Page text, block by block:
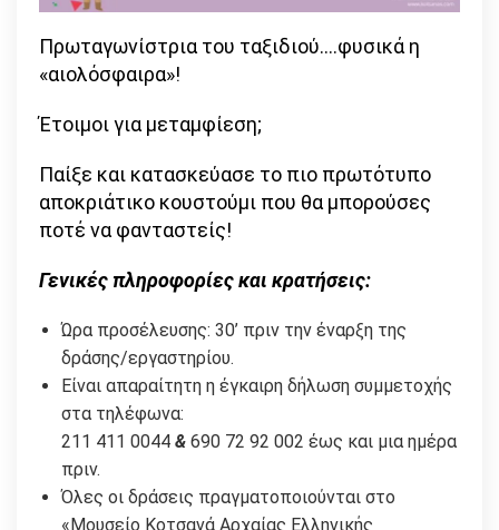
Πρωταγωνίστρια του ταξιδιού….φυσικά η
«αιολόσφαιρα»!
Έτοιμοι για μεταμφίεση;
Παίξε και κατασκεύασε το πιο πρωτότυπο
αποκριάτικο κουστούμι που θα μπορούσες
ποτέ να φανταστείς!
Γενικές πληροφορίες και κρατήσεις:
Ώρα προσέλευσης: 30’ πριν την έναρξη της
δράσης/εργαστηρίου.
Είναι απαραίτητη η έγκαιρη δήλωση συμμετοχής
στα τηλέφωνα:
211 411 0044 & 690 72 92 002 έως και μια ημέρα
πριν.
Όλες οι δράσεις πραγματοποιούνται στο
«Μουσείο Κοτσανά Αρχαίας Ελληνικής